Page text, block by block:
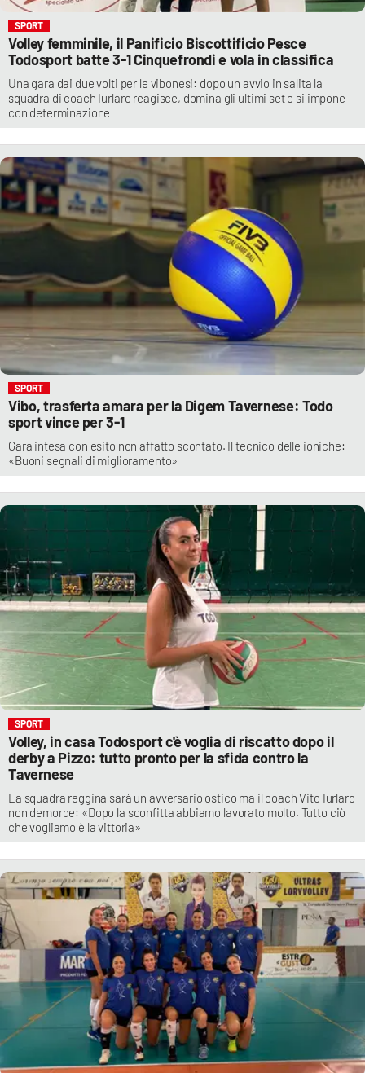
SPORT
Volley femminile, il Panificio Biscottificio Pesce
Todosport batte 3-1 Cinquefrondi e vola in classifica
Una gara dai due volti per le vibonesi: dopo un avvio in salita la
squadra di coach Iurlaro reagisce, domina gli ultimi set e si impone
con determinazione
SPORT
Vibo, trasferta amara per la Digem Tavernese: Todo
sport vince per 3-1
Gara intesa con esito non affatto scontato. Il tecnico delle ioniche:
«Buoni segnali di miglioramento»
SPORT
Volley, in casa Todosport c'è voglia di riscatto dopo il
derby a Pizzo: tutto pronto per la sfida contro la
Tavernese
La squadra reggina sarà un avversario ostico ma il coach Vito Iurlaro
non demorde: «Dopo la sconfitta abbiamo lavorato molto. Tutto ciò
che vogliamo è la vittoria»